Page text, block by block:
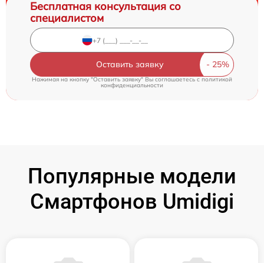
Бесплатная консультация со
специалистом
Оставить заявку
Нажимая на кнопку "Оставить заявку" Вы соглашаетесь c политикой
конфиденциальности
Популярные модели
Смартфонов Umidigi